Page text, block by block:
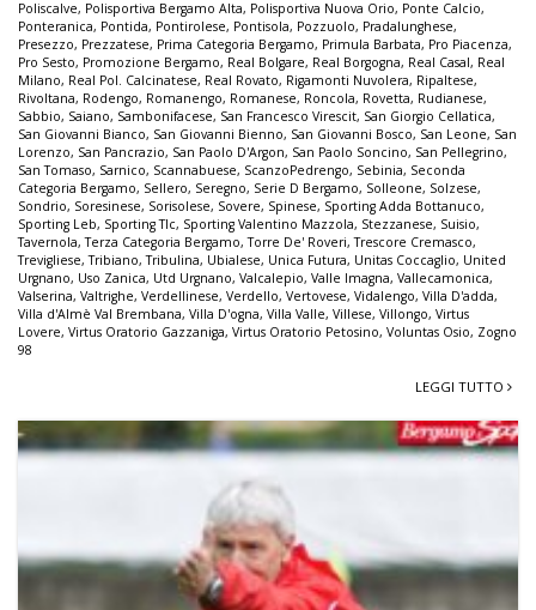
Poliscalve, Polisportiva Bergamo Alta, Polisportiva Nuova Orio, Ponte Calcio,
Ponteranica, Pontida, Pontirolese, Pontisola, Pozzuolo, Pradalunghese,
Presezzo, Prezzatese, Prima Categoria Bergamo, Primula Barbata, Pro Piacenza,
Pro Sesto, Promozione Bergamo, Real Bolgare, Real Borgogna, Real Casal, Real
Milano, Real Pol. Calcinatese, Real Rovato, Rigamonti Nuvolera, Ripaltese,
Rivoltana, Rodengo, Romanengo, Romanese, Roncola, Rovetta, Rudianese,
Sabbio, Saiano, Sambonifacese, San Francesco Virescit, San Giorgio Cellatica,
San Giovanni Bianco, San Giovanni Bienno, San Giovanni Bosco, San Leone, San
Lorenzo, San Pancrazio, San Paolo D'Argon, San Paolo Soncino, San Pellegrino,
San Tomaso, Sarnico, Scannabuese, ScanzoPedrengo, Sebinia, Seconda
Categoria Bergamo, Sellero, Seregno, Serie D Bergamo, Solleone, Solzese,
Sondrio, Soresinese, Sorisolese, Sovere, Spinese, Sporting Adda Bottanuco,
Sporting Leb, Sporting Tlc, Sporting Valentino Mazzola, Stezzanese, Suisio,
Tavernola,Terza Categoria Bergamo,Torre De' Roveri,Trescore Cremasco,
Trevigliese,Tribiano,Tribulina, Ubialese, Unica Futura, Unitas Coccaglio, United
Urgnano, Uso Zanica, Utd Urgnano, Valcalepio, Valle Imagna, Vallecamonica,
Valserina, Valtrighe, Verdellinese, Verdello, Vertovese, Vidalengo, Villa D'adda,
Villa d'Almè Val Brembana, Villa D'ogna, Villa Valle, Villese, Villongo, Virtus
Lovere, Virtus Oratorio Gazzaniga, Virtus Oratorio Petosino, Voluntas Osio, Zogno
98
LEGGI TUTTO